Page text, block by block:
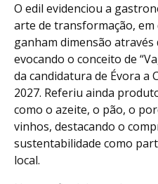
O edil evidenciou a
arte de transformação,
ganham dimensão
evocando o conceito de
da candidatura de Évora a
2027. Referiu ainda
como o azeite, o pão, o
vinhos, destacando o
sustentabilidade como
local.